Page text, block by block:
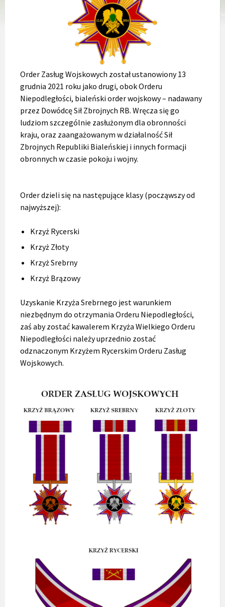
Order Zasług Wojskowych został ustanowiony 13
grudnia 2021 roku jako drugi, obok Orderu
Niepodległości, bialeński order wojskowy – nadawany
przez Dowódcę Sił Zbrojnych RB. Wręcza się go
ludziom szczególnie zasłużonym dla obronności
kraju, oraz zaangażowanym w działalność Sił
Zbrojnych Republiki Bialeńskiej i innych formacji
obronnych w czasie pokoju i wojny.
Order dzieli się na następujące klasy (począwszy od
najwyższej):
Krzyż Rycerski
Krzyż Złoty
Krzyż Srebrny
Krzyż Brązowy
Uzyskanie Krzyża Srebrnego jest warunkiem
niezbędnym do otrzymania Orderu Niepodległości,
zaś aby zostać kawalerem Krzyża Wielkiego Orderu
Niepodległości należy uprzednio zostać
odznaczonym Krzyżem Rycerskim Orderu Zasług
Wojskowych.